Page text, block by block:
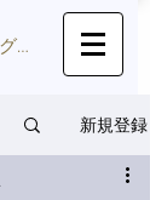
イン
新規登録